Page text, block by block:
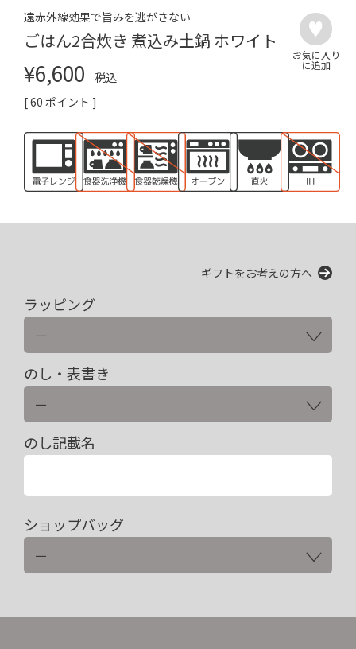
遠赤外線効果で旨みを逃がさない
ごはん2合炊き 煮込み土鍋 ホワイト
¥6,600
税込
[60 ポイント ]
ギフトをお考えの方へ
ラッピング
のし・表書き
のし記載名
ショップバッグ